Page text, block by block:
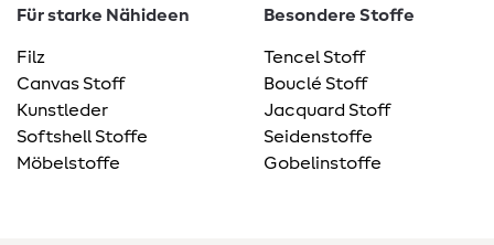
Für starke Nähideen
Filz
Canvas Stoff
Kunstleder
Softshell Stoffe
Möbelstoffe
Besondere Stoffe
Tencel Stoff
Bouclé Stoff
Jacquard Stoff
Seidenstoffe
Gobelinstoffe